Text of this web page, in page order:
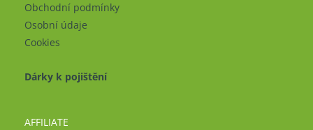
Obchodní podmínky
Osobní údaje
Cookies
Dárky k pojištění
AFFILIATE